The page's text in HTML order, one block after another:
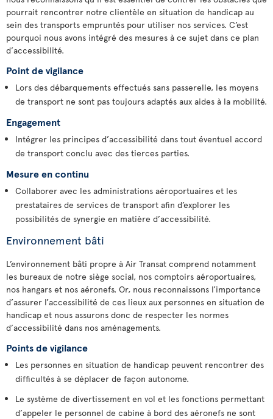
pourrait rencontrer notre clientèle en situation de handicap au
sein des transports empruntés pour utiliser nos services. C’est
pourquoi nous avons intégré des mesures à ce sujet dans ce plan
d’accessibilité.
Point de vigilance
Lors des débarquements effectués sans passerelle, les moyens
de transport ne sont pas toujours adaptés aux aides à la mobilité.
Engagement
Intégrer les principes d’accessibilité dans tout éventuel accord
de transport conclu avec des tierces parties.
Mesure en continu
Collaborer avec les administrations aéroportuaires et les
prestataires de services de transport afin d’explorer les
possibilités de synergie en matière d’accessibilité.
Environnement bâti
L’environnement bâti propre à Air Transat comprend notamment
les bureaux de notre siège social, nos comptoirs aéroportuaires,
nos hangars et nos aéronefs. Or, nous reconnaissons l’importance
d’assurer l’accessibilité de ces lieux aux personnes en situation de
handicap et nous assurons donc de respecter les normes
d’accessibilité dans nos aménagements.
Points de vigilance
Les personnes en situation de handicap peuvent rencontrer des
difficultés à se déplacer de façon autonome.
Le système de divertissement en vol et les fonctions permettant
d’appeler le personnel de cabine à bord des aéronefs ne sont